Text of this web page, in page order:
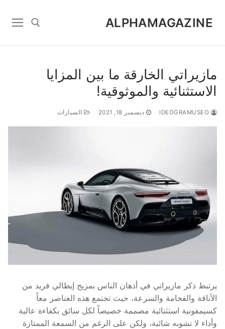
ALPHAMAGAZINE
مازيراتي الخارقة ما بين المزايا
الاستثنائية والموثوقية!
ديسمبر 18, 2021 السيارات
يرتبط ذكر مازيراتي في أذهان الناس بمزيج إيطالي فريد من
الأناقة والفخامة والسرعة، حيث تجتمع هذه العناصر معاً
كسيمفونية استثنائية مصممة خصيصاً لكل سائق بكفاءة عالية
وأداء لا تشوبه شائبة، ولكن على الرغم من السمعة الممتازة